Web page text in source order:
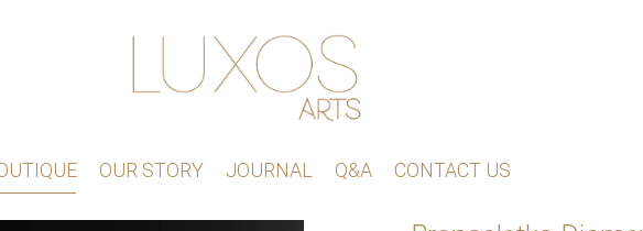
OUR STORY JOURNAL Q&A CONTACT US